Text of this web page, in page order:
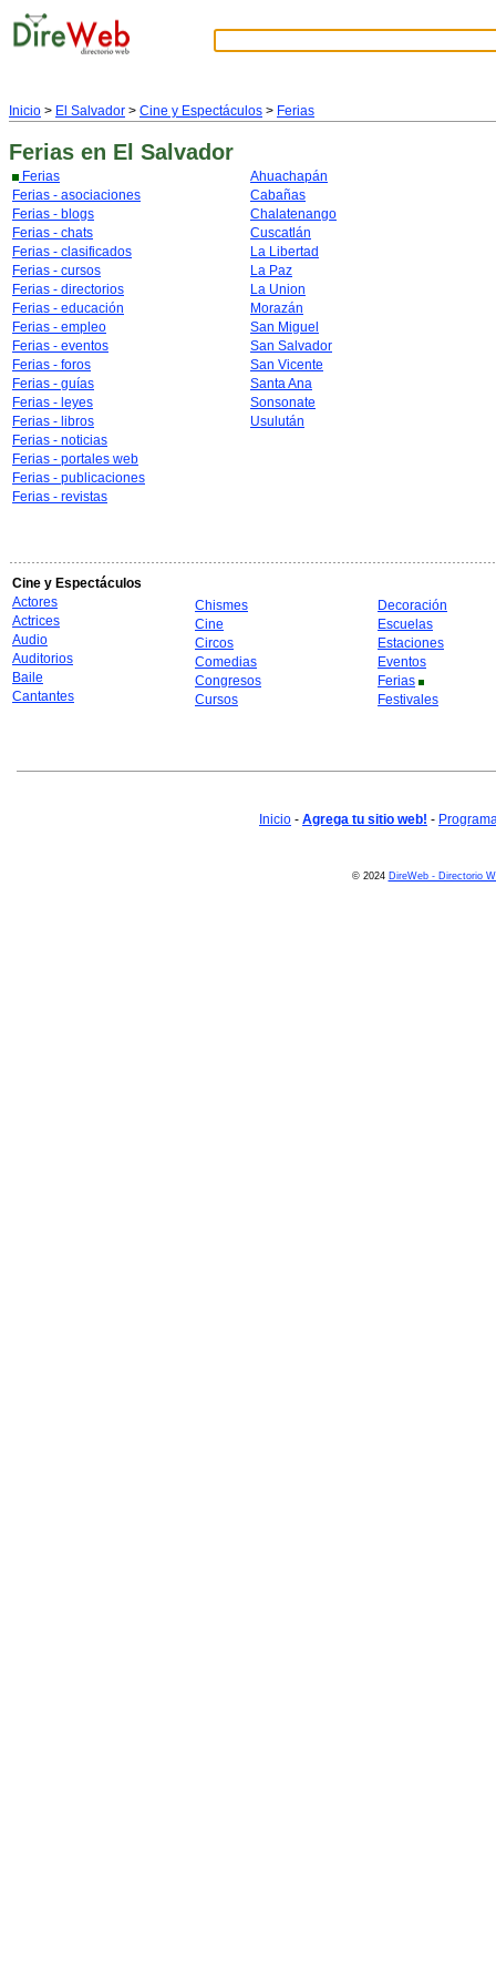
Inicio > El Salvador > Cine y Espectáculos > Ferias
Ferias en El Salvador
Ferias
Ferias - asociaciones
Ferias - blogs
Ferias - chats
Ferias - clasificados
Ferias - cursos
Ferias - directorios
Ferias - educación
Ferias - empleo
Ferias - eventos
Ferias - foros
Ferias - guías
Ferias - leyes
Ferias - libros
Ferias - noticias
Ferias - portales web
Ferias - publicaciones
Ferias - revistas
Ahuachapán
Cabañas
Chalatenango
Cuscatlán
La Libertad
La Paz
La Union
Morazán
San Miguel
San Salvador
San Vicente
Santa Ana
Sonsonate
Usulután
Cine y Espectáculos
Actores
Actrices
Audio
Auditorios
Baile
Cantantes
Chismes
Cine
Circos
Comedias
Congresos
Cursos
Decoración
Escuelas
Estaciones
Eventos
Ferias
Festivales
Inicio - Agrega tu sitio web! -
© 2024 DireWeb - Directorio